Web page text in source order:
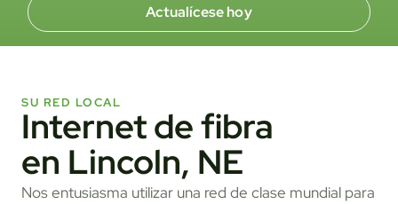
Actualícese hoy
SU RED LOCAL
Internet de fibra
en Lincoln, NE
Nos entusiasma utilizar una red de clase mundial para